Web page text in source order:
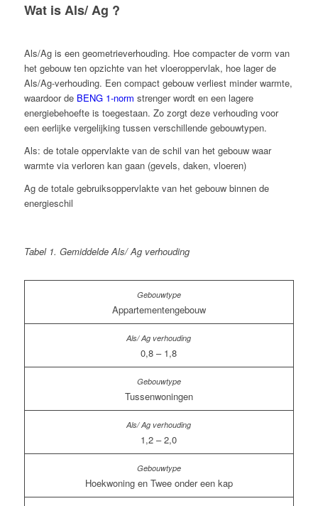
Wat is Als/ Ag ?
Als/Ag is een geometrieverhouding. Hoe compacter de vorm van
het gebouw ten opzichte van het vloeroppervlak, hoe lager de
Als/Ag-verhouding. Een compact gebouw verliest minder warmte,
waardoor de BENG 1-norm strenger wordt en een lagere
energiebehoefte is toegestaan. Zo zorgt deze verhouding voor
een eerlijke vergelijking tussen verschillende gebouwtypen.
Als: de totale oppervlakte van de schil van het gebouw waar
warmte via verloren kan gaan (gevels, daken, vloeren)
Ag de totale gebruiksoppervlakte van het gebouw binnen de
energieschil
Tabel 1. Gemiddelde Als/ Ag verhouding
Appartementengebouw
0,8 – 1,8
Tussenwoningen
1,2 – 2,0
Hoekwoning en Twee onder een kap